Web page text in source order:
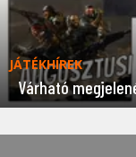
JÁTÉKHÍREK
Várható